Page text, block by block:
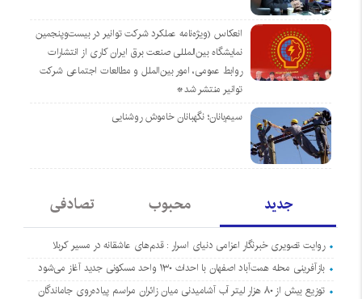
انعکاس (ویژه‌نامه عملکرد شرکت توانیر در بیست‌وپنجمین
نمایشگاه بین‌المللی صنعت برق ایران کاری از انتشارات
روابط عمومی، امور بین‌الملل و مطالعات اجتماعی شرکت
توانیر منتشر شد*
سیم‌بانان؛ نگهبانان خاموش روشنایی
جدید محبوب تصادفی
روایت تصویری خبرنگار اعزامی دنیای اسرار : قدم‌های عاشقانه در مسیر کربلا
بازآفرینی محله همت‌آباد اصفهان با احداث ۱۳۰ واحد مسکونی جدید آغاز می‌شود
توزیع بیش از ۸۰ هزار لیتر آب آشامیدنی میان زائران مراسم پیاده‌روی جاماندگان